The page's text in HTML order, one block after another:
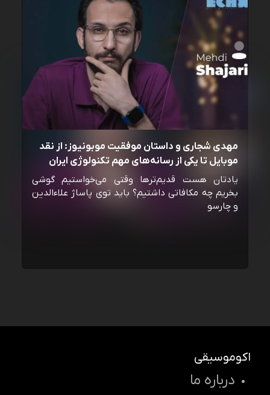
مهدی شجاری و داستان موفقیت موبونیوز: از نقد
موبایل تا یکی از رسانه‌‌های مهم تکنولوژی ایران
یادتان هست قدیم‌ترها وقتی می‌خواستیم گوشی
بخریم چه مکافاتی داشتیم؟ باید توی پاساژ علاءالدین
و چارسو
اکوموسیقی
درباره ما